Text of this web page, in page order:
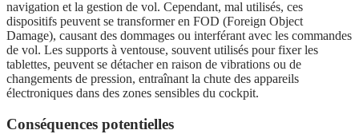
navigation et la gestion de vol. Cependant, mal utilisés, ces
dispositifs peuvent se transformer en FOD (Foreign Object
Damage), causant des dommages ou interférant avec les commandes
de vol. Les supports à ventouse, souvent utilisés pour fixer les
tablettes, peuvent se détacher en raison de vibrations ou de
changements de pression, entraînant la chute des appareils
électroniques dans des zones sensibles du cockpit.
Conséquences potentielles